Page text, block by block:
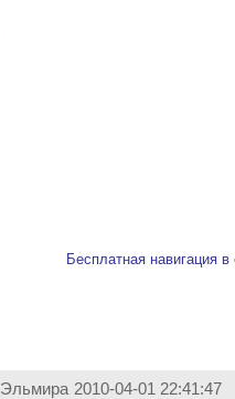
Бесплатная навигация
Эльмира 2010-04-01 22:41:47